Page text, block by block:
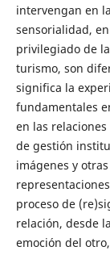
intervengan en
sensorialidad,
privilegiado de
turismo, son
significa la
fundamentales
en las
de gestión
imágenes y
proceso de
relación, desde
emoción del